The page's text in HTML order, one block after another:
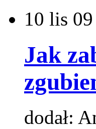
10 lis 09
Jak
dodał: